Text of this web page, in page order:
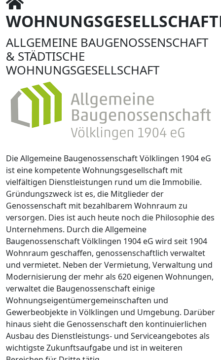
ALLGEMEINE BAUGENOSSENSCHAFT
& STÄDTISCHE
WOHNUNGSGESELLSCHAFT
Die Allgemeine Baugenossenschaft Völklingen 1904 eG
ist eine kompetente Wohnungsgesellschaft mit
vielfältigen Dienstleistungen rund um die Immobilie.
Gründungszweck ist es, die Mitglieder der
Genossenschaft mit bezahlbarem Wohnraum zu
versorgen. Dies ist auch heute noch die Philosophie des
Unternehmens. Durch die Allgemeine
Baugenossenschaft Völklingen 1904 eG wird seit 1904
Wohnraum geschaffen, genossenschaftlich verwaltet
und vermietet. Neben der Vermietung, Verwaltung und
Modernisierung der mehr als 620 eigenen Wohnungen,
verwaltet die Baugenossenschaft einige
Wohnungseigentümergemeinschaften und
Gewerbeobjekte in Völklingen und Umgebung. Darüber
hinaus sieht die Genossenschaft den kontinuierlichen
Ausbau des Dienstleistungs- und Serviceangebotes als
wichtigste Zukunftsaufgabe und ist in weiteren